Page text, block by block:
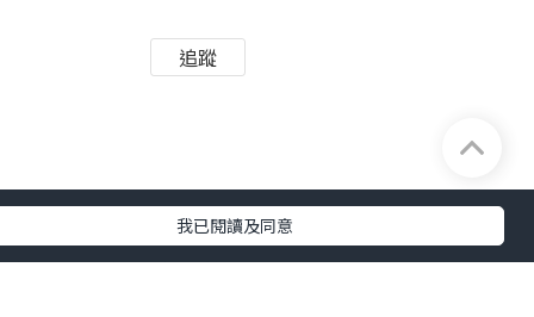
追蹤
、与用户互动、利用
我已閱讀及同意